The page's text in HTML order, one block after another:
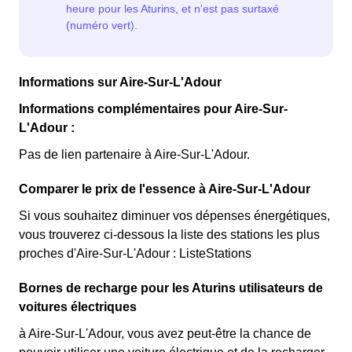
Informations sur Aire-Sur-L'Adour
Informations complémentaires pour Aire-Sur-
L'Adour :
Pas de lien partenaire à Aire-Sur-L'Adour.
Comparer le prix de l'essence à Aire-Sur-L'Adour
Si vous souhaitez diminuer vos dépenses énergétiques,
vous trouverez ci-dessous la liste des stations les plus
proches d'Aire-Sur-L'Adour : ListeStations
Bornes de recharge pour les Aturins utilisateurs de
voitures électriques
à Aire-Sur-L'Adour, vous avez peut-être la chance de